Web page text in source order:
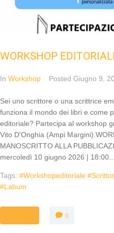
WORKSHOP
In Workshop Posted Giugno 9,
Sei uno scrittore o una scrittrice
funziona il mondo dei libri e come
editoriale? Partecipa al workshop
Vito D'Onghia (Ampi
MANOSCRITTO ALLA
mercoledì 10 giugno 2026 | 18:00...
Tags: #workshopeditoriale
#labum
0